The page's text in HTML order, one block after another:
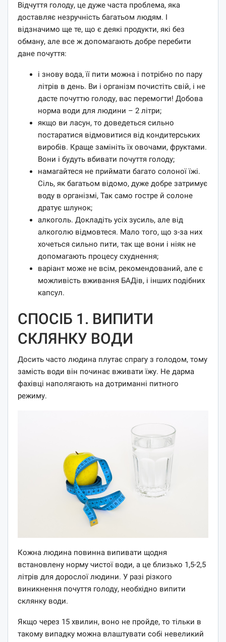
Відчуття голоду, це дуже часта проблема, яка
доставляє незручність багатьом людям. І
відзначимо ще те, що є деякі продукти, які без
обману, але все ж допомагають добре перебити
дане почуття:
і знову вода, її пити можна і потрібно по пару
літрів в день. Ви і організм почистіть свій, і не
дасте почуттю голоду, вас перемогти! Добова
норма води для людини – 2 літри;
якщо ви ласун, то доведеться сильно
постаратися відмовитися від кондитерських
виробів. Краще замініть їх овочами, фруктами.
Вони і будуть вбивати почуття голоду;
намагайтеся не приймати багато солоної їжі.
Сіль, як багатьом відомо, дуже добре затримує
воду в організмі, Так само гостре й солоне
дратує шлунок;
алкоголь. Докладіть усіх зусиль, але від
алкоголю відмовтеся. Мало того, що з-за них
хочеться сильно пити, так ще вони і ніяк не
допомагають процесу схуднення;
варіант може не всім, рекомендований, але є
можливість вживання БАДів, і інших подібних
капсул.
СПОСІБ 1. ВИПИТИ
СКЛЯНКУ ВОДИ
Досить часто людина плутає спрагу з голодом, тому
замість води він починає вживати їжу. Не дарма
фахівці наполягають на дотриманні питного
режиму.
Кожна людина повинна випивати щодня
встановлену норму чистої води, а це близько 1,5-2,5
літрів для дорослої людини. У разі різкого
виникнення почуття голоду, необхідно випити
склянку води.
Якщо через 15 хвилин, воно не пройде, то тільки в
такому випадку можна влаштувати собі невеликий